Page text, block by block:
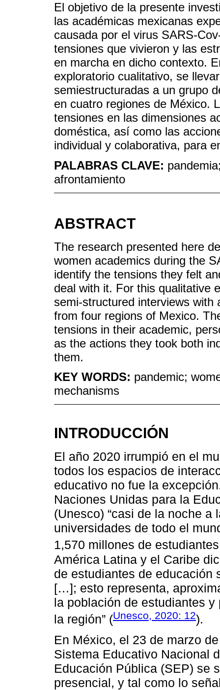
El objetivo de la presente
las académicas mexicanas
causada por el virus SARS-
tensiones que vivieron y las
en marcha en dicho contexto.
exploratorio cualitativo, se
semiestructuradas a un grupo
en cuatro regiones de México.
tensiones en las dimensiones
doméstica, así como las
individual y colaborativa, para
PALABRAS CLAVE:
afrontamiento
ABSTRACT
The research presented here
women academics during the
identify the tensions they felt
deal with it. For this qualitative
semi-structured interviews
from four regions of Mexico.
tensions in their academic,
as the actions they took both
them.
KEY WORDS: pandemic;
mechanisms
INTRODUCCIÓN
El año 2020 irrumpió en el
todos los espacios de
educativo no fue la
Naciones Unidas para la
(Unesco) “casi de la noche
universidades de todo el
1,570 millones de
América Latina y el Caribe
de estudiantes de educación
[…]; esto representa,
la población de estudiantes
la región” (Unesco, 2020: 12).
En México, el 23 de marzo
Sistema Educativo Nacional
Educación Pública (SEP) se
presencial, y tal como lo